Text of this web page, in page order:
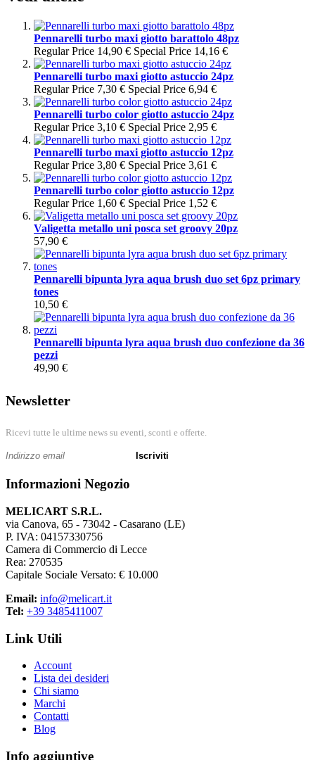
Pennarelli turbo maxi giotto barattolo 48pz
Regular Price 14,90 € Special Price 14,16 €
Pennarelli turbo maxi giotto astuccio 24pz
Regular Price 7,30 € Special Price 6,94 €
Pennarelli turbo color giotto astuccio 24pz
Regular Price 3,10 € Special Price 2,95 €
Pennarelli turbo maxi giotto astuccio 12pz
Regular Price 3,80 € Special Price 3,61 €
Pennarelli turbo color giotto astuccio 12pz
Regular Price 1,60 € Special Price 1,52 €
Valigetta metallo uni posca set groovy 20pz
57,90 €
Pennarelli bipunta lyra aqua brush duo set 6pz primary
tones
10,50 €
Pennarelli bipunta lyra aqua brush duo confezione da 36
pezzi
49,90 €
Newsletter
Ricevi tutte le ultime news su eventi, sconti e offerte.
Iscriviti
Informazioni Negozio
MELICART S.R.L.
via Canova, 65 - 73042 - Casarano (LE)
P. IVA: 04157330756
Camera di Commercio di Lecce
Rea: 270535
Capitale Sociale Versato: € 10.000
Email: info@melicart.it
Tel: +39 3485411007
Link Utili
Account
Lista dei desideri
Chi siamo
Marchi
Contatti
Blog
Info aggiuntive